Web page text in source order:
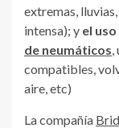
extremas,
intensa); y el
de neumáticos
compatibles,
aire, etc)
La compañía